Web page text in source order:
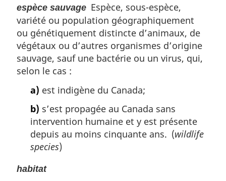
espèce sauvage Espèce, sous-espèce,
variété ou population géographiquement
ou génétiquement distincte d’animaux, de
végétaux ou d’autres organismes d’origine
sauvage, sauf une bactérie ou un virus, qui,
selon le cas :
a) est indigène du Canada;
b) s’est propagée au Canada sans
intervention humaine et y est présente
depuis au moins cinquante ans. (wildlife
species)
habitat